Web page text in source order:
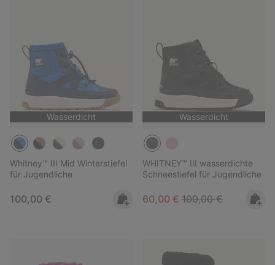
Wasserdicht
Whitney™ III Mid Winterstiefel
für Jugendliche
Regular price:
100,00 €
Wasserdicht
WHITNEY™ III wasserdichte
Schneestiefel für Jugendliche
Sale price:
60,00 € Regular price:
100,00 €